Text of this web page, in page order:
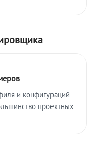
и конфигураций
проектных